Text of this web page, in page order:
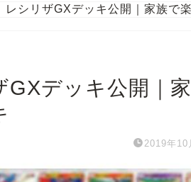
レシリザGXデッキ公開｜家族で
GXデッキ公開｜
2019年10